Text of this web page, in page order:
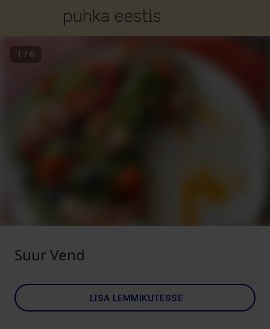
1 / 6
Suur Vend
LISA LEMMIKUTESSE